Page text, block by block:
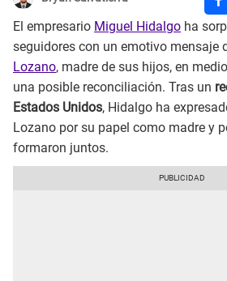
El empresario Miguel Hidalgo ha
seguidores con un emotivo mensaje
Lozano, madre de sus hijos, en
una posible reconciliación. Tras un
Estados Unidos, Hidalgo ha
Lozano por su papel como madre y
formaron juntos.